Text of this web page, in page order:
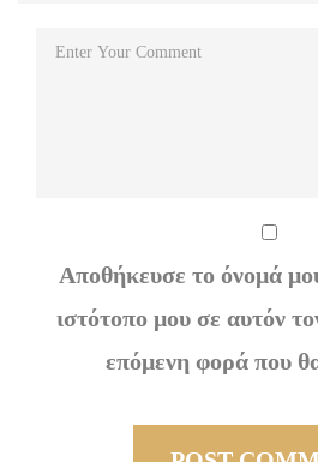
Αποθήκευσε το όνομά
ιστότοπο μου σε αυτόν
επόμενη φορά που